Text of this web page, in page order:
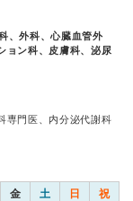
、外科、心臓血管外
ョン科、皮膚科、泌尿
専門医、内分泌代謝科
金 土 日 祝